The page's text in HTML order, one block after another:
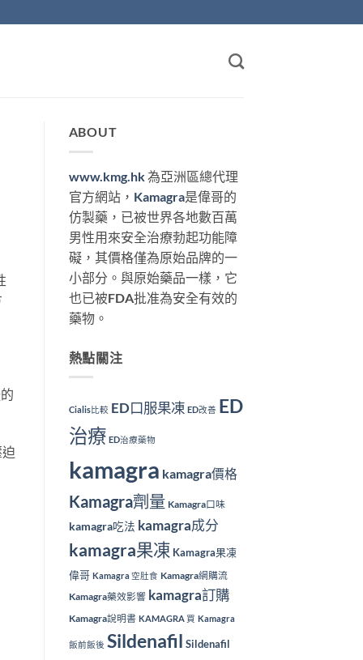
ABOUT
www.kmg.hk為亞洲區總代理
官方網站， Kamagra是偉哥的
仿製藥，已被世界各地數百萬
男性用來安全治療勃起功能障
礙，其價格僅為原始品牌的一
小部分。與原始藥品一樣，它
也已被FDA批准為安全有效的
藥物。
熱點關注
Cialis比較 ED口服果凍 ED改善 ED
治療 ED治療藥物
kamagra kamagra價格
Kamagra劑量 Kamagra口味
kamagra吃法 kamagra成分
kamagra果凍 Kamagra果凍
偉哥 Kamagra 空肚食 Kamagra網購流
Kamagra藥效影響 kamagra訂購
Kamagra說明書 KAMAGRA 買 Kamagra
飯前飯後 Sildenafil Sildenafil